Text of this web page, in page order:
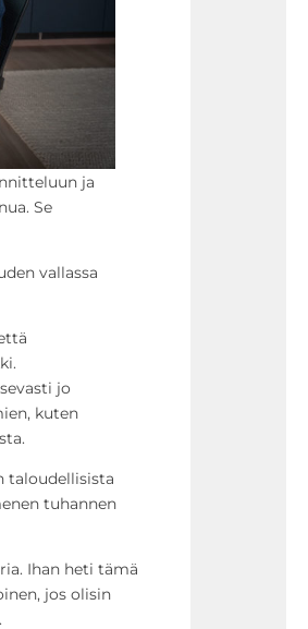
ja
Se
vallassa
jo
kuten
taloudellisista
tuhannen
Ihan heti tämä
jos olisin